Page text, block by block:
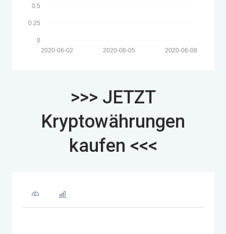
0
0.25
0.5
2020-06-08
2020-06-05
2020-06-02
>>> JETZT
Kryptowährungen
kaufen <<<